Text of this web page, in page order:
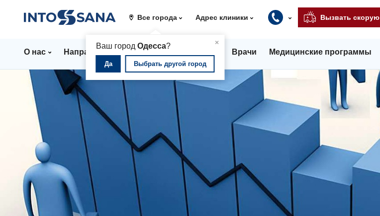
Все города
×
Ваш город Одесса?
Да Выбрать другой город
Адрес клиники Вызвать скорую
О нас Направления Стационар Врачи Медицинские программы